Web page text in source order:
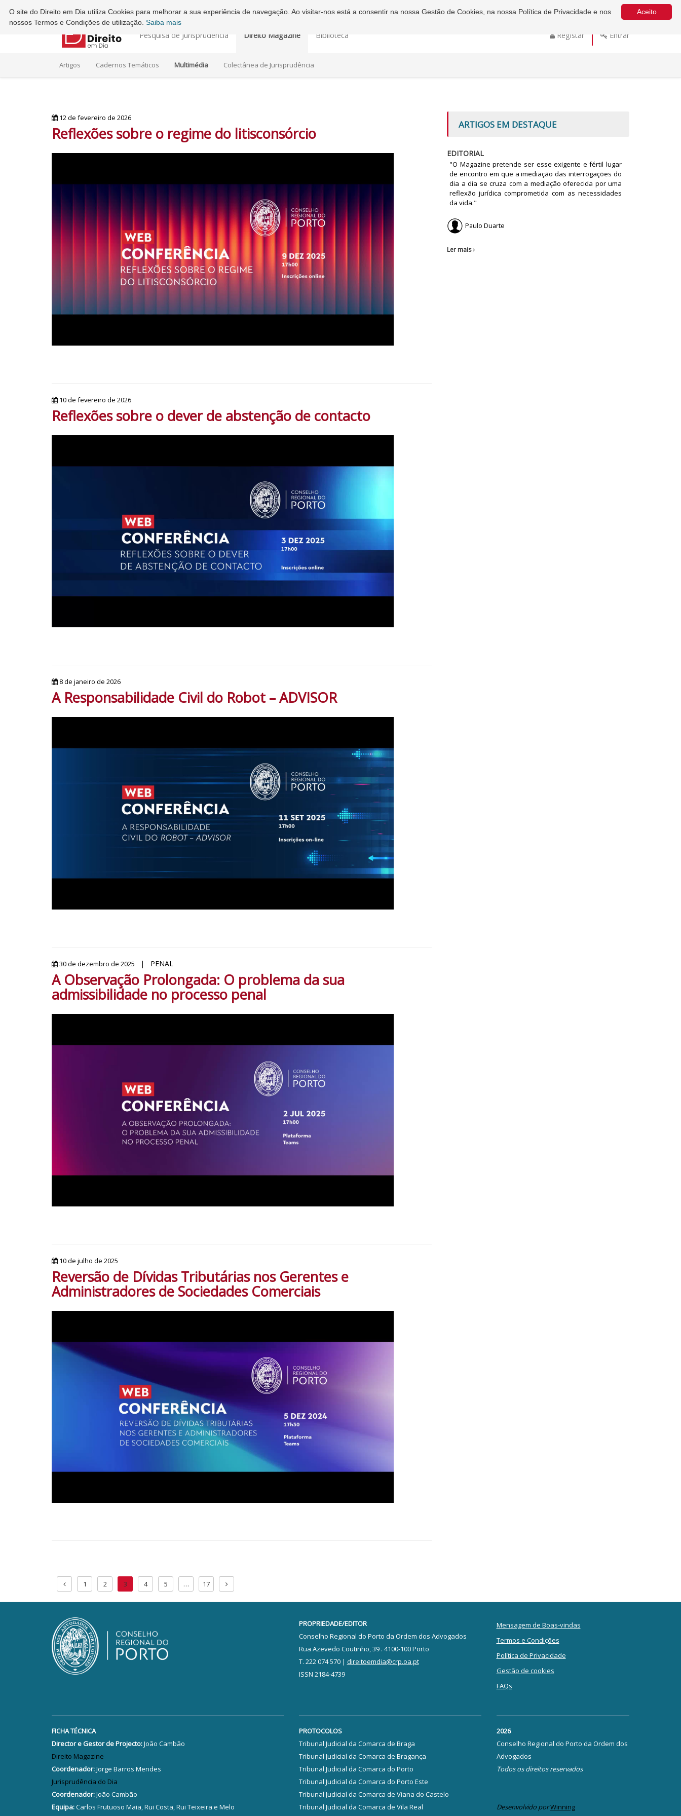
Ordem dos Advogados - Conselho Regional do Porto
Pesquisa de Jurisprudência Direito Magazine Biblioteca Registar Entrar
Artigos Cadernos Temáticos Multimédia Colectânea de Jurisprudência
12 de fevereiro de 2026
Reflexões sobre o regime do litisconsórcio
10 de fevereiro de 2026
Reflexões sobre o dever de abstenção de contacto
8 de janeiro de 2026
A Responsabilidade Civil do Robot – ADVISOR
30 de dezembro de 2025 | PENAL
A Observação Prolongada: O problema da sua
admissibilidade no processo penal
10 de julho de 2025
Reversão de Dívidas Tributárias nos Gerentes e
Administradores de Sociedades Comerciais
1 2 3 4 5 … 17
ARTIGOS EM DESTAQUE
EDITORIAL
"O Magazine pretende ser esse exigente e fértil lugar
de encontro em que a imediação das interrogações do
dia a dia se cruza com a mediação oferecida por uma
reflexão jurídica comprometida com as necessidades
da vida."
Paulo Duarte
Ler mais
PROPRIEDADE/EDITOR
Conselho Regional do Porto da Ordem dos Advogados
Rua Azevedo Coutinho, 39 . 4100-100 Porto
T. 222 074 570 | direitoemdia@crp.oa.pt
ISSN 2184-4739
Mensagem de Boas-vindas
Termos e Condições
Política de Privacidade
Gestão de cookies
FAQs
FICHA TÉCNICA
Director e Gestor de Projecto:João Cambão
Direito Magazine
Coordenador:Jorge Barros Mendes
Jurisprudência do Dia
Coordenador:João Cambão
Equipa:Carlos Frutuoso Maia, Rui Costa, Rui Teixeira e Melo
PROTOCOLOS
Tribunal Judicial da Comarca de Braga
Tribunal Judicial da Comarca de Bragança
Tribunal Judicial da Comarca do Porto
Tribunal Judicial da Comarca do Porto Este
Tribunal Judicial da Comarca de Viana do Castelo
Tribunal Judicial da Comarca de Vila Real
2026
Conselho Regional do Porto da Ordem dos
Advogados
Todos os direitos reservados
Desenvolvido porWinning
Aceito
O site do Direito em Dia utiliza Cookies para melhorar a sua experiência de navegação. Ao visitar-nos está a consentir na nossa Gestão de Cookies, na nossa Política de Privacidade e nos
nossos Termos e Condições de utilização. Saiba mais